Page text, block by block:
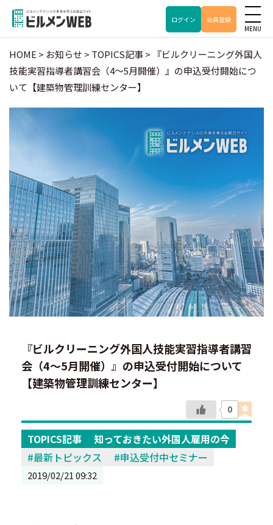
ログイン 会員登録
HOME > お知らせ > TOPICS記事>
『ビルクリーニング外国人
技能実習指導者講習会（4～5月開催）』の申込受付開始につ
いて【建築物管理訓練センター】
『ビルクリーニング外国人技能実習指導者講習
会（4～5月開催）』の申込受付開始について
【建築物管理訓練センター】
0
TOPICS記事
知っておきたい外国人雇用の今
最新トピックス
申込受付中セミナー
2019/02/21 09:32